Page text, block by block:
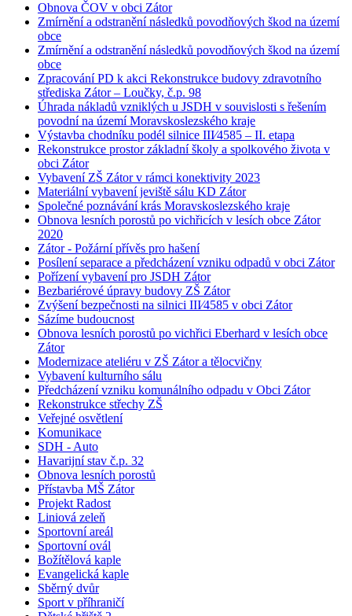
Obnova ČOV v obci Zátor
Zmírnění a odstranění následků povodňových škod na území
obce
Zmírnění a odstranění následků povodňových škod na území
obce
Zpracování PD k akci Rekonstrukce budovy zdravotního
střediska Zátor – Loučky, č.p. 98
Úhrada nákladů vzniklých u JSDH v souvislosti s řešením
povodní na území Moravskoslezského kraje
Výstavba chodníku podél silnice III⁄4585 – II. etapa
Rekonstrukce prostor základní školy a spolkového života v
obci Zátor
Vybavení ZŠ Zátor v rámci konektivity 2023
Materiální vybavení jeviště sálu KD Zátor
Společné poznávání krás Moravskoslezského kraje
Obnova lesních porostů po vichřicích v lesích obce Zátor
2020
Zátor - Požární přívěs pro hašení
Posílení separace a předcházení vzniku odpadů v obci Zátor
Pořízení vybavení pro JSDH Zátor
Bezbariérové úpravy budovy ZŠ Zátor
Zvýšení bezpečnosti na silnici III⁄4585 v obci Zátor
Sázíme budoucnost
Obnova lesních porostů po vichřici Eberhard v lesích obce
Zátor
Modernizace ateliéru v ZŠ Zátor a tělocvičny
Vybavení kulturního sálu
Předcházení vzniku komunálního odpadu v Obci Zátor
Rekonstrukce střechy ZŠ
Veřejné osvětlení
Komunikace
SDH - Auto
Havarijní stav č.p. 32
Obnova lesních porostů
Přístavba MŠ Zátor
Projekt Radost
Liniová zeleň
Sportovní areál
Sportovní ovál
Božítělová kaple
Evangelická kaple
Sběrný dvůr
Sport v příhraničí